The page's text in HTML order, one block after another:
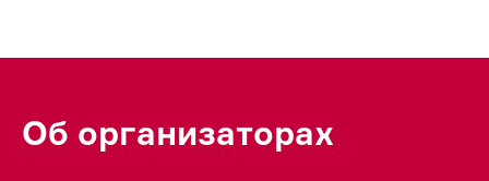
Об организаторах